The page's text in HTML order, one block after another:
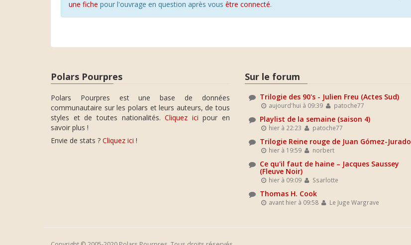
une fiche pour l'ouvrage en question après vous être connecté.
Polars Pourpres
Polars Pourpres est une base de données
communautaire sur les polars et leurs auteurs, de tous
styles et de toutes nationalités.Cliquez ici pour en
savoir plus !
Envie de stats ? Cliquez ici !
Sur le forum
Trilogie des 90's - Julien Freu (Actes Sud)
aujourd'hui à 09:39 patoche77
Playlist de la semaine (saison 4)
hier à 22:23 patoche77
Trilogie Reine rouge de Juan Gómez-Jurado
hier à 19:59 norbert
Ce qu'il faut de haine – Jacques Saussey
(Fleuve Noir)
hier à 09:09 Ssarlotte
Thomas H. Cook
avant hier à 09:58 Le Juge Wargrave